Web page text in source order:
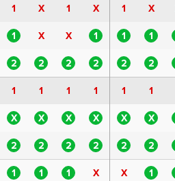
1 X 1 X 1 X
1 X X 1 1 1
2 2 2 2 2 2
1 1 1 1 1 1
X X X X X X
2 2 2 2 2 2
1 1 1 X X 1